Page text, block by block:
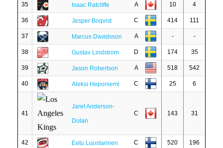
35 Isaac Ratcliffe A 10 4
36 Jesper Boqvist C 414 111
37 Marcus Davidsson A - -
38 Gustav Lindstrom D 174 35
39 Jason Robertson A 518 542
40 Aleksi Heponiemi C 25 6
41
Jaret Anderson-
Dolan
C 143 31
42 Eetu Luostarinen C 520 196